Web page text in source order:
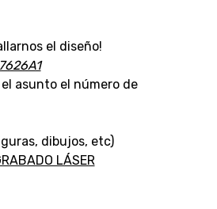
el diseño!
asunto el número de
dibujos, etc)
LÁSER